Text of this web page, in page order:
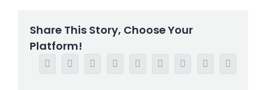
Share This Story, Choose Your
Platform!
FacebookTwitterRedditLinkedInWhatsAppTumblrPinterestVk Email